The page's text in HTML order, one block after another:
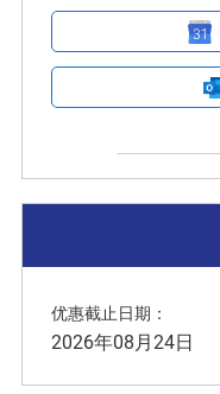
优惠截止日期：
2026年08月24日